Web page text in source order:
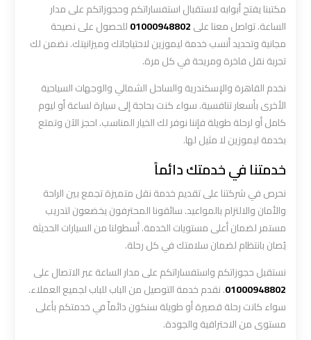
مكتبنا يفتح أبوابه لاستقبال استفساراتكم وحجوزاتكم على مدار
الساعة. تواصل معنا على01000948802للحصول على نصيحة
مجانية وتحديد أنسب خدمة ليموزين لاحتياجاتك وميزانيتك. نضمن لك
تجربة نقل فاخرة ومريحة في كل مرة.
نخدم القاهرة والإسكندرية والساحل الشمالي والوجهات السياحية
الأخرى بأسعار تنافسية. سواء كنت بحاجة إلى سيارة لساعة أو ليوم
كامل أو لرحلة طويلة فإننا نوفر لك الخيار المناسب. احجز الآن وتمتع
بخدمة ليموزين لا مثيل لها.
خدمتنا في خدمتك دائماً
نحرص في شركتنا على تقديم خدمة نقل متميزة تجمع بين الراحة
والأمان والالتزام بالمواعيد. سائقونا المحترفون يخضعون لتدريب
مستمر لضمان أعلى مستويات الخدمة. أسطولنا من السيارات الحديثة
يُصان بانتظام لضمان سلامتك في كل رحلة.
نستقبل حجوزاتكم واستفساراتكم على مدار الساعة عبر الاتصال على
01000948802. نقدم خدمة التوصيل من الباب للباب لجميع العملاء.
سواء كانت رحلة قصيرة أو طويلة سنكون دائماً في خدمتكم بأعلى
مستوى من الاحترافية والجودة.
ليموزين
الأحمر
القاهرة
ليموزين
السخنة
ليموزين
القاهرة
اسكندرية
ليموزين
المطار
الساخن